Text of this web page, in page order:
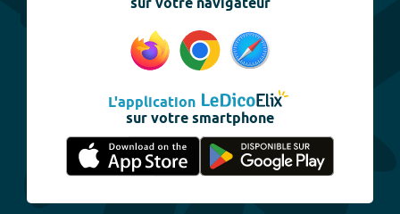
sur votre navigateur
L'application
sur votre smartphone